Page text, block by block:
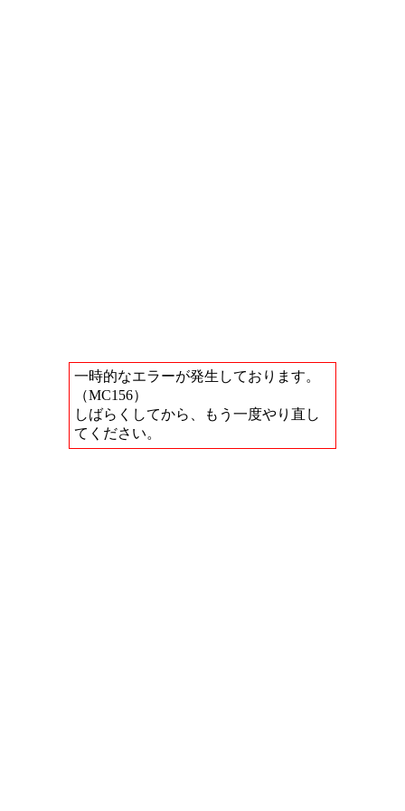
一時的なエラーが発生しております。
（MC156）
しばらくしてから、もう一度やり直し
てください。